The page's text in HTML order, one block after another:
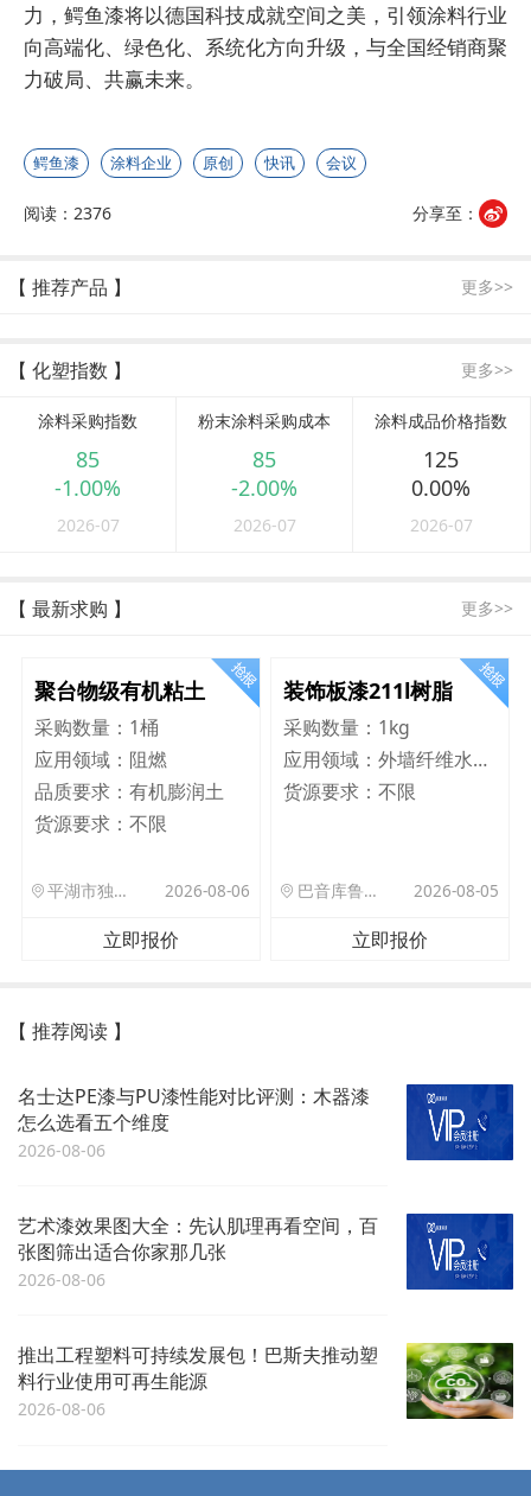
力，鳄鱼漆将以德国科技成就空间之美，引领涂料行业
向高端化、绿色化、系统化方向升级，与全国经销商聚
力破局、共赢未来。
鳄鱼漆 涂料企业 原创 快讯 会议
阅读：2376 分享至：
【 推荐产品 】 更多>>
【 化塑指数 】 更多>>
涂料采购指数
85
-1.00%
2026-07
粉末涂料采购成本
85
-2.00%
2026-07
涂料成品价格指数
125
0.00%
2026-07
【 最新求购 】 更多>>
聚台物级有机粘土
采购数量： 1桶
应用领域： 阻燃
品质要求： 有机膨润土
货源要求： 不限
平湖市独山港镇集港路 589 号 2026-08-06
立即报价
装饰板漆211l树脂
采购数量： 1kg
应用领域：
外墙纤维水泥板
货源要求：不限
巴音库鲁提镇,托帕口岸六号库房 2026-08-05
立即报价
【 推荐阅读 】
名士达PE漆与PU漆性能对比评测：木器漆
怎么选看五个维度
2026-08-06
艺术漆效果图大全：先认肌理再看空间，百
张图筛出适合你家那几张
2026-08-06
推出工程塑料可持续发展包！巴斯夫推动塑
料行业使用可再生能源
2026-08-06